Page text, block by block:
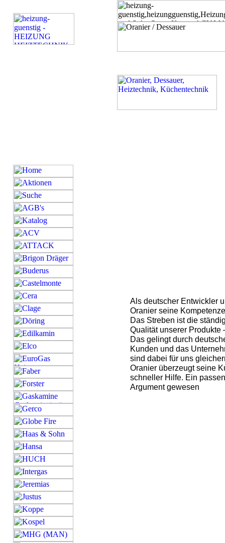
Als deutscher Entwickler
Oranier seine
Das Streben ist die
Qualität unserer Produkte
Das gelingt durch
Kunden und das
sind dabei für uns
Oranier überzeugt seine
schneller Hilfe. Ein
Argument gewesen